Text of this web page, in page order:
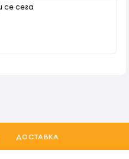
се сега
ДОСТАВКА